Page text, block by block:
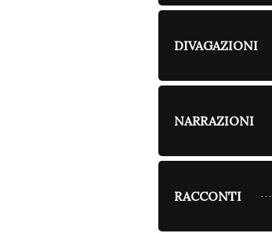
DIVAGAZIONI
NARRAZIONI
RACCONTI